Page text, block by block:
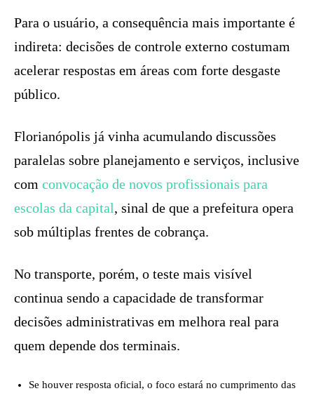
Para o usuário, a consequência mais importante é
indireta: decisões de controle externo costumam
acelerar respostas em áreas com forte desgaste
público.
Florianópolis já vinha acumulando discussões
paralelas sobre planejamento e serviços, inclusive
com convocação de novos profissionais para
escolas da capital, sinal de que a prefeitura opera
sob múltiplas frentes de cobrança.
No transporte, porém, o teste mais visível
continua sendo a capacidade de transformar
decisões administrativas em melhora real para
quem depende dos terminais.
Se houver resposta oficial, o foco estará no cumprimento das